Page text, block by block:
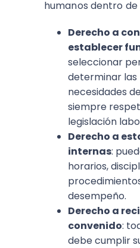
humanos dentro de
Derecho a
establecer
seleccionar
determinar las
necesidades
siempre
legislación
Derecho a
internas:
horarios,
desempeño.
Derecho a
convenido:
debe cumplir